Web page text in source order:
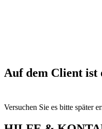
Auf dem Client ist
Versuchen Sie es bitte später